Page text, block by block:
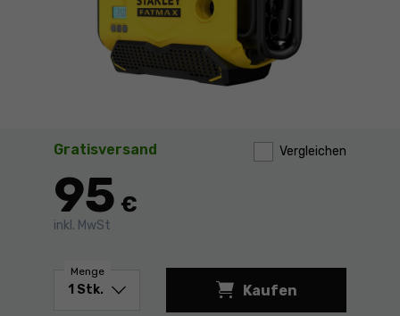
Gratisversand Vergleichen
95 €
inkl. MwSt
Menge
Kaufen